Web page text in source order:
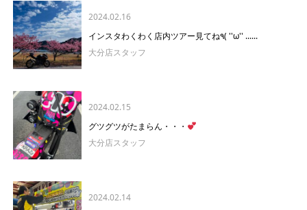
2024.02.16
インスタわくわく店内ツアー見てね٩( ''ω'' ......
大分店スタッフ
2024.02.15
グツグツがたまらん・・・
大分店スタッフ
2024.02.14